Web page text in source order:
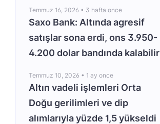
Temmuz 16, 2026 • 3 hafta once
Saxo Bank: Altında agresif
satışlar sona erdi, ons 3.950-
4.200 dolar bandında kalabilir
Temmuz 10, 2026 • 1 ay once
Altın vadeli işlemleri Orta
Doğu gerilimleri ve dip
alımlarıyla yüzde 1,5 yükseldi